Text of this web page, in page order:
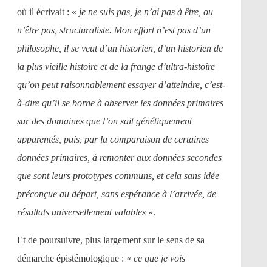
où il écrivait : « je ne suis pas, je n’ai pas à être, ou
n’être pas, structuraliste. Mon effort n’est pas d’un
philosophe, il se veut d’un historien, d’un historien de
la plus vieille histoire et de la frange d’ultra-histoire
qu’on peut raisonnablement essayer d’atteindre, c’est-
à-dire qu’il se borne à observer les données primaires
sur des domaines que l’on sait génétiquement
apparentés, puis, par la comparaison de certaines
données primaires, à remonter aux données secondes
que sont leurs prototypes communs, et cela sans idée
préconçue au départ, sans espérance à l’arrivée, de
résultats universellement valables ».
Et de poursuivre, plus largement sur le sens de sa
démarche épistémologique : « ce que je vois